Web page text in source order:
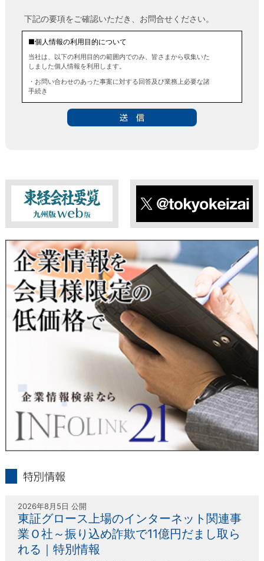
下記の要項をご確認いただき、お問合せください。
■個人情報の利用目的について
当社は、以下の利用目的の範囲内でのみ、皆さまから収集いた
しました個人情報を利用します。
・お問い合わせのあった事案に対する回答及び業務上必要な諸
手続き
■個人情報の第三者提供について
■ 個人情報提供の任意性及び留意点
個人情報のご提供は任意ですが、必要な個人情報をご提供いた
だけなかった場合は、上記利用目的を達成できない場合があり
ますのでご了承ください。
当社は、本人が自己の個人情報について、通知・開示・訂正・
追加・削除・利用停止・提供停止の希望がございましたら、本
人または代理人の請求応じて、個人データの通知・開示・訂
正・追加・削除・利用停止・提供停止の請求に応じます。
受付方法は、本人確認資料（運転免許証、パスポート何れかの
コピー）、「個人情報取扱申請書」「委任状」（代理人による
申請の場合のみ必要となります）を当社宛にお送り下さい。
＜個人情報保護に関するお問合せ・相談窓口＞
〒802-0004 北九州市小倉北区鍛冶町2丁目5-11（第一東経ビ
フリーダイヤル 0120-55-9986
受付時間 平日9：00～17：00
東経会社要覧web版 X
2026年8月5日 公開
東証グロース上場のインターネット関連事
業Ｏ社～振り込め詐欺で11億円だまし取ら
れる｜特別情報